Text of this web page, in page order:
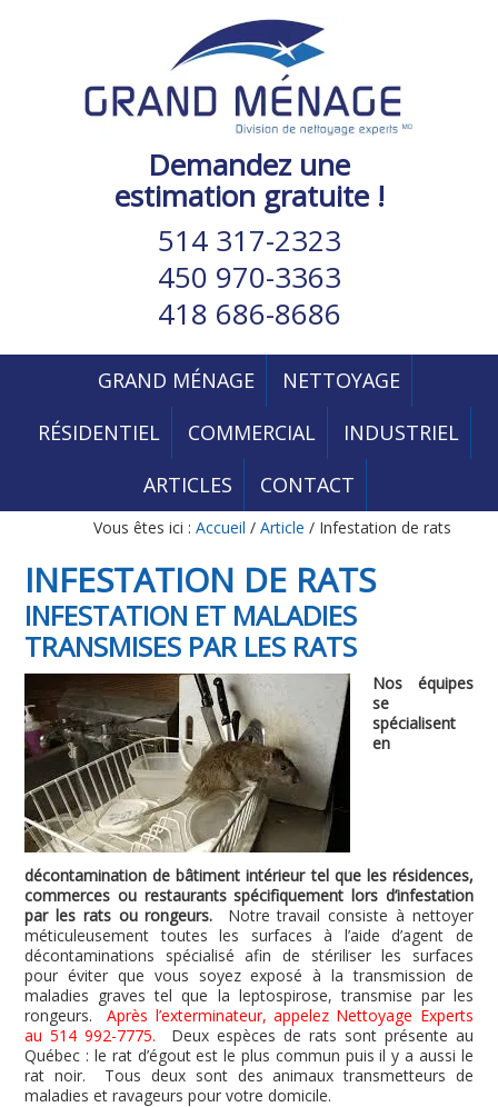
Demandez une
estimation gratuite !
514 317-2323
450 970-3363
418 686-8686
GRAND MÉNAGE
NETTOYAGE
RÉSIDENTIEL
COMMERCIAL
INDUSTRIEL
ARTICLES
CONTACT
Vous êtes ici : Accueil / Article /Infestation de rats
INFESTATION DE RATS
INFESTATION ET MALADIES
TRANSMISES PAR LES RATS
Nos équipes
se
spécialisent
en
décontamination de bâtiment intérieur tel que les résidences,
commerces ou restaurants spécifiquement lors d’infestation
par les rats ou rongeurs. Notre travail consiste à nettoyer
méticuleusement toutes les surfaces à l’aide d’agent de
décontaminations spécialisé afin de stériliser les surfaces
pour éviter que vous soyez exposé à la transmission de
maladies graves tel que la leptospirose, transmise par les
rongeurs.Après l’exterminateur, appelez Nettoyage Experts
au 514 992-7775. Deux espèces de rats sont présente au
Québec : le rat d’égout est le plus commun puis il y a aussi le
rat noir. Tous deux sont des animaux transmetteurs de
maladies et ravageurs pour votre domicile.